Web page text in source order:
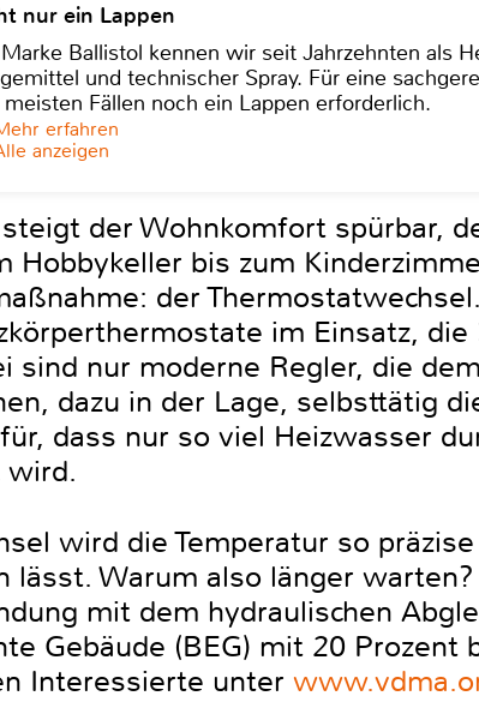
nur ein Lappen
Ballistol kennen wir seit Jahrzehnten als
und technischer Spray. Für eine
Fällen noch ein Lappen erforderlich.
erfahren
anzeigen
der Wohnkomfort spürbar,
bis zum
der
im Einsatz,
sind nur moderne Regler, die
dazu in der Lage, selbsttätig
dass nur so viel Heizwasser
wird die Temperatur so
lässt. Warum also länger
mit dem hydraulischen
Gebäude (BEG) mit 20 Prozent
Interessierte unter